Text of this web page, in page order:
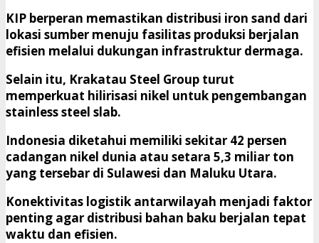
KIP berperan memastikan distribusi iron sand dari
lokasi sumber menuju fasilitas produksi berjalan
efisien melalui dukungan infrastruktur dermaga.
Selain itu, Krakatau Steel Group turut
memperkuat hilirisasi nikel untuk pengembangan
stainless steel slab.
Indonesia diketahui memiliki sekitar 42 persen
cadangan nikel dunia atau setara 5,3 miliar ton
yang tersebar di Sulawesi dan Maluku Utara.
Konektivitas logistik antarwilayah menjadi faktor
penting agar distribusi bahan baku berjalan tepat
waktu dan efisien.